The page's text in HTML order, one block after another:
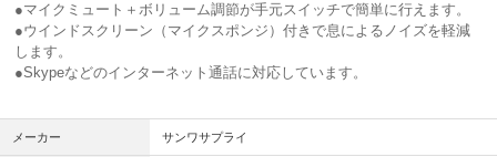
●マイクミュート＋ボリューム調節が手元スイッチで簡単に行えます。
●ウインドスクリーン（マイクスポンジ）付きで息によるノイズを軽減
します。
●Skypeなどのインターネット通話に対応しています。
メーカー サンワサプライ